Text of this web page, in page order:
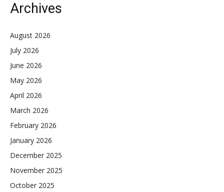
Archives
August 2026
July 2026
June 2026
May 2026
April 2026
March 2026
February 2026
January 2026
December 2025
November 2025
October 2025